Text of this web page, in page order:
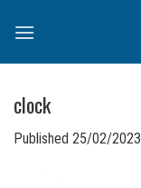
clock
Published 25/02/2023